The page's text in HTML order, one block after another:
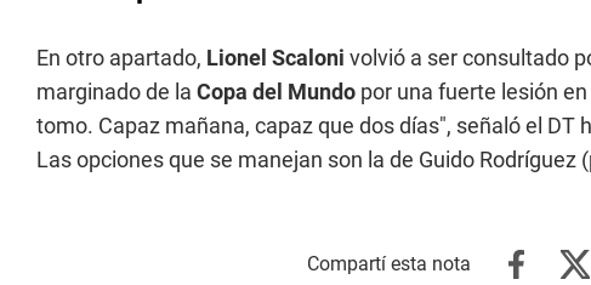
En otro apartado, Lionel Scaloni volvió a ser consultado
marginado de la Copa del Mundo por una fuerte lesión
tomo. Capaz mañana, capaz que dos días", señaló el DT
Las opciones que se manejan son la de Guido Rodríguez